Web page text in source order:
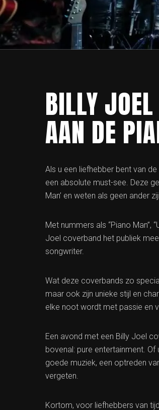
BILLY
AAN DE
Als u een liefhebber bent van
een absolute must-see. Deze
Man’ en weten als geen ander
Met nummers als “Piano Man”,
Joel coverband het publiek
songwriter.
Wat deze coverbands zo
maar ook zijn unieke stijl en
elke noot wordt met passie en
Een avond met een Billy Joel
bovenal: pure entertainment.
goede muziek, een optreden
vergeten.
Kortom, voor liefhebbers van